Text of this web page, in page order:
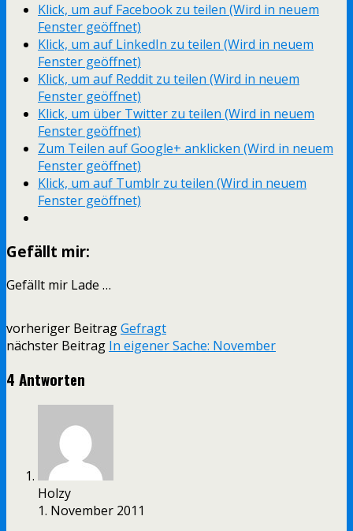
Klick, um auf Facebook zu teilen (Wird in neuem
Fenster geöffnet)
Klick, um auf LinkedIn zu teilen (Wird in neuem
Fenster geöffnet)
Klick, um auf Reddit zu teilen (Wird in neuem
Fenster geöffnet)
Klick, um über Twitter zu teilen (Wird in neuem
Fenster geöffnet)
Zum Teilen auf Google+ anklicken (Wird in neuem
Fenster geöffnet)
Klick, um auf Tumblr zu teilen (Wird in neuem
Fenster geöffnet)
Gefällt mir:
Gefällt mir Lade …
vorheriger BeitragGefragt
nächster Beitrag In eigener Sache: November
4 Antworten
Holzy
1. November 2011